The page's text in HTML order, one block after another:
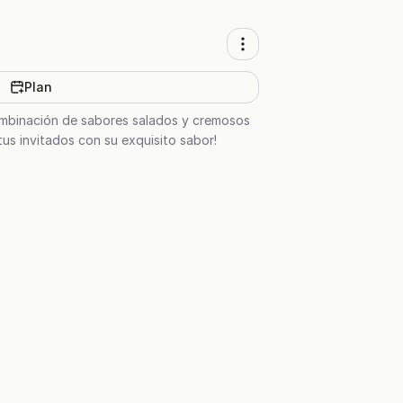
Plan
de sabores salados y cremosos
invitados con su exquisito sabor!